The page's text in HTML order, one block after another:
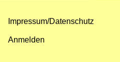
Impressum/Datenschutz
Anmelden